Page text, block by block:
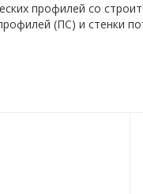
профилей со
(ПС) и стенки